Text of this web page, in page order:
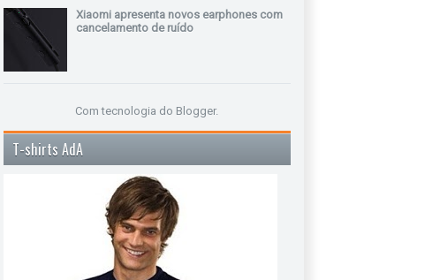
Xiaomi apresenta novos earphones com
cancelamento de ruído
Com tecnologia do Blogger.
T-shirts AdA